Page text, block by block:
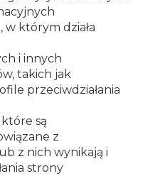
w którym działa
i innych
takich jak
przeciwdziałania
są
z
z nich wynikają i
strony